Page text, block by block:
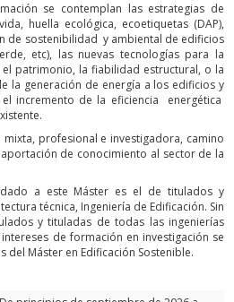
se contemplan las estrategias de
huella ecológica, ecoetiquetas (DAP),
de sostenibilidad y ambiental de edificios
etc), las nuevas tecnologías para la
patrimonio, la fiabilidad estructural, o la
la generación de energía a los edificios y
incremento de la eficiencia energética
mixta, profesional e investigadora, camino
de conocimiento al sector de la
a este Máster es el de titulados y
técnica, Ingeniería de Edificación. Sin
y tituladas de todas las ingenierías
de formación en investigación se
del Máster en Edificación Sostenible.